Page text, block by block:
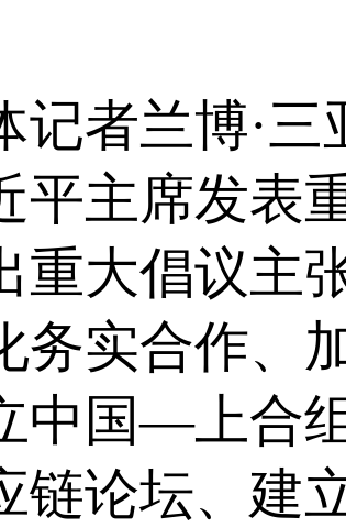
者兰博·
平主席发表
大倡议主
务实合作、
中国—上合
链论坛、建